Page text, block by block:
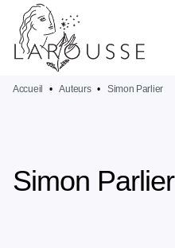
MENU
PIED DE PAGE
Accueil • Auteurs • Simon Parlier
Simon Parlier